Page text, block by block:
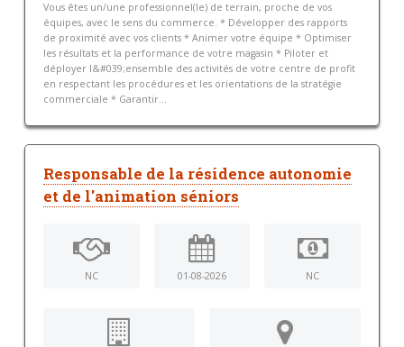
Vous êtes un/une professionnel(le) de terrain, proche de vos
équipes, avec le sens du commerce. * Développer des rapports
de proximité avec vos clients * Animer votre équipe * Optimiser
les résultats et la performance de votre magasin * Piloter et
déployer l&#039;ensemble des activités de votre centre de profit
en respectant les procédures et les orientations de la stratégie
commerciale * Garantir...
Responsable de la résidence autonomie
et de l'animation séniors
NC 01-08-2026 NC